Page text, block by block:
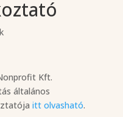
Kft.
általános
itt olvasható.